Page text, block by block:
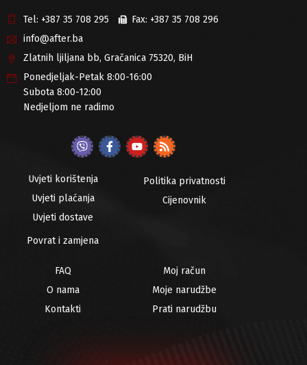
Tel: +387 35 708 295 Fax: +387 35 708 296
info@after.ba
Zlatnih ljiljana bb, Gračanica 75320, BiH
Ponedjeljak-Petak 8:00-16:00
Subota 8:00-12:00
Nedjeljom ne radimo
Uvjeti korištenja
Uvjeti plaćanja
Uvjeti dostave
Povrat i zamjena
Politika privatnosti
Cijenovnik
FAQ
O nama
Kontakti
Moj račun
Moje narudžbe
Prati narudžbu